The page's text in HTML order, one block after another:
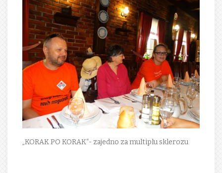
„KORAK PO KORAK“- zajedno za multiplu sklerozu